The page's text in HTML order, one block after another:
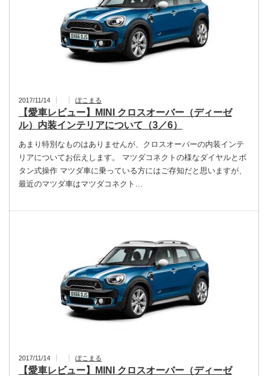
2017/11/14 ぽこまる
【愛車レビュー】MINI クロスオーバー（ディーゼ
ル）内装インテリアについて（3／6）
あまり特別なものはありませんが、クロスオーバーの内装インテ
リアについてお伝えします。 マツダコネクトの様なダイヤルとボ
タン式操作 マツダ車に乗っている方にはご存知だと思いますが、
最近のマツダ車はマツダコネクト…
2017/11/14 ぽこまる
【愛車レビュー】MINI クロスオーバー（ディーゼ